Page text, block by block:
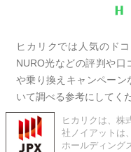
ヒカリクでは人気のド
NURO光などの評判や口
や乗り換えキャンペーン
いて調べる参考にしてく
ヒカリクは、株
社ノイアットは
ホールディング